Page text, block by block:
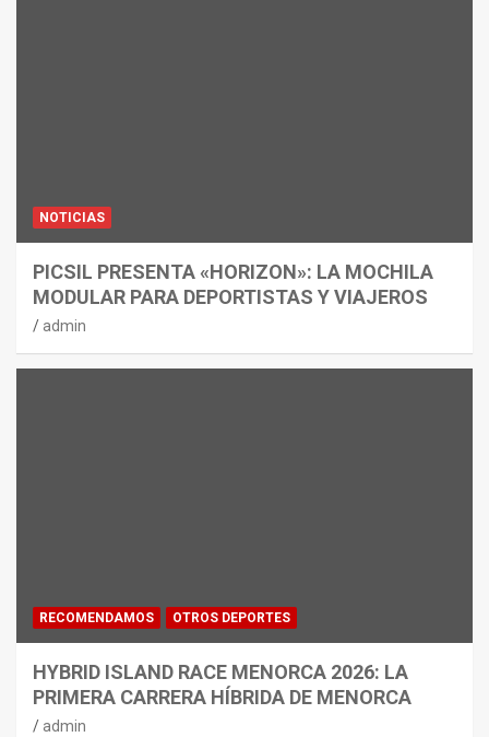
NOTICIAS
PICSIL PRESENTA «HORIZON»: LA MOCHILA
MODULAR PARA DEPORTISTAS Y VIAJEROS
admin
RECOMENDAMOS OTROS DEPORTES
HYBRID ISLAND RACE MENORCA 2026: LA
PRIMERA CARRERA HÍBRIDA DE MENORCA
admin